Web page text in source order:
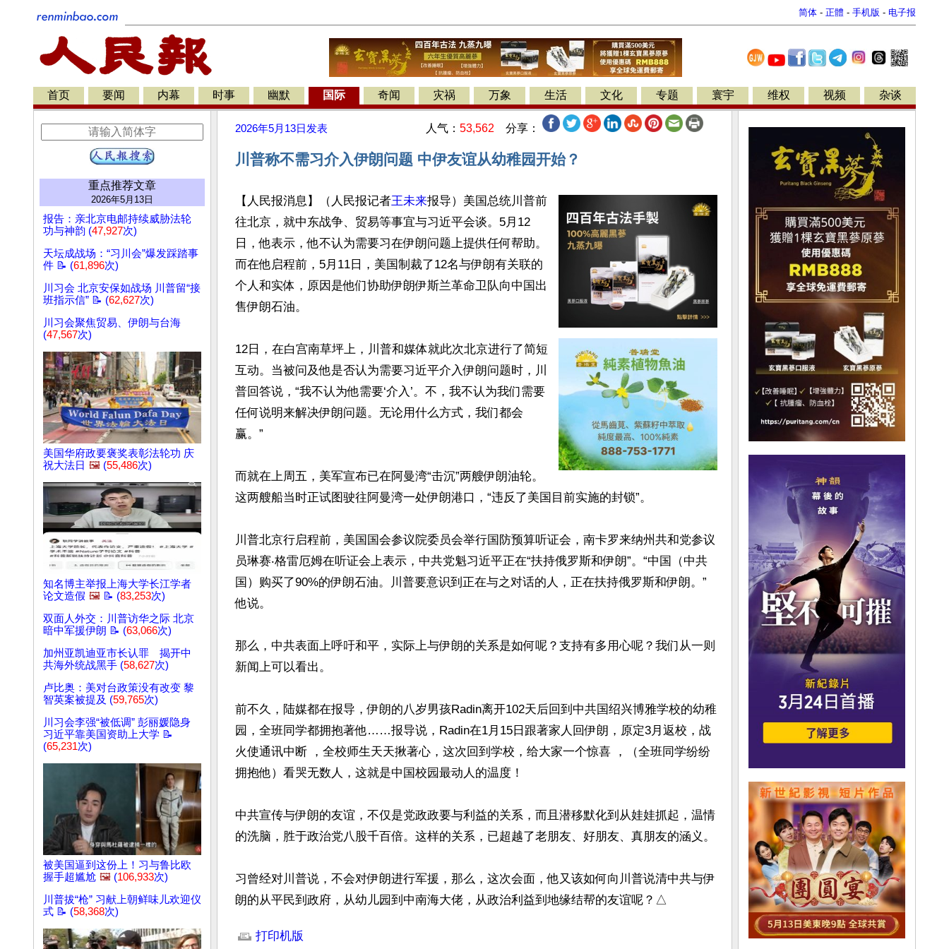
简体 - 正體 - 手机版 - 电子报
首页 要闻 内幕 时事 幽默 国际 奇闻 灾祸 万象 生活 文化 专题 寰宇 维权 视频 杂谈
重点推荐文章
2026年5月13日
报告：亲北京电邮持续威胁法轮
功与神韵 (47,927次)
天坛成战场：“习川会”爆发踩踏事
件 📝 (61,896次)
川习会 北京安保如战场 川普留“接
班指示信” 📝 (62,627次)
川习会聚焦贸易、伊朗与台海
(47,567次)
美国华府政要褒奖表彰法轮功 庆
祝大法日 🖼️ (55,486次)
知名博主举报上海大学长江学者
论文造假 🖼️ 📝 (83,253次)
双面人外交：川普访华之际 北京
暗中军援伊朗 📝 (63,066次)
加州亚凯迪亚市长认罪 揭开中
共海外统战黑手 (58,627次)
卢比奥：美对台政策没有改变 黎
智英案被提及 (59,765次)
川习会李强“被低调” 彭丽媛隐身
习近平靠美国资助上大学 📝
(65,231次)
被美国逼到这份上！习与鲁比欧
握手超尴尬 🖼️ (106,933次)
川普拔“枪” 习献上朝鲜味儿欢迎仪
式 📝 (58,368次)
2026年5月13日 发表 人气： 53,562 分享：
川普称不需习介入伊朗问题 中伊友谊从幼稚园开始？
【人民报消息】（人民报记者王未来报导）美国总统川普前
往北京，就中东战争、贸易等事宜与习近平会谈。5月12
日，他表示，他不认为需要习在伊朗问题上提供任何帮助。
而在他启程前，5月11日，美国制裁了12名与伊朗有关联的
个人和实体，原因是他们协助伊朗伊斯兰革命卫队向中国出
售伊朗石油。
12日，在白宫南草坪上，川普和媒体就此次北京进行了简短
互动。当被问及他是否认为需要习近平介入伊朗问题时，川
普回答说，“我不认为他需要‘介入’。不，我不认为我们需要
任何说明来解决伊朗问题。无论用什么方式，我们都会
赢。”
而就在上周五，美军宣布已在阿曼湾“击沉”两艘伊朗油轮。
这两艘船当时正试图驶往阿曼湾一处伊朗港口，“违反了美国目前实施的封锁”。
川普北京行启程前，美国国会参议院委员会举行国防预算听证会，南卡罗来纳州共和党参议
员琳赛‧格雷厄姆在听证会上表示，中共党魁习近平正在“扶持俄罗斯和伊朗”。“中国（中共
国）购买了90%的伊朗石油。川普要意识到正在与之对话的人，正在扶持俄罗斯和伊朗。”
他说。
那么，中共表面上呼吁和平，实际上与伊朗的关系是如何呢？支持有多用心呢？我们从一则
新闻上可以看出。
前不久，陆媒都在报导，伊朗的八岁男孩Radin离开102天后回到中共国绍兴博雅学校的幼稚
园，全班同学都拥抱著他……报导说，Radin在1月15日跟著家人回伊朗，原定3月返校，战
火使通讯中断 ，全校师生天天揪著心，这次回到学校，给大家一个惊喜 ，（全班同学纷纷
拥抱他）看哭无数人，这就是中国校园最动人的温度！
中共宣传与伊朗的友谊，不仅是党政政要与利益的关系，而且潜移默化到从娃娃抓起，温情
的洗脑，胜于政治党八股千百倍。这样的关系，已超越了老朋友、好朋友、真朋友的涵义。
习曾经对川普说，不会对伊朗进行军援，那么，这次会面，他又该如何向川普说清中共与伊
朗的从平民到政府，从幼儿园到中南海大佬，从政治利益到地缘结帮的友谊呢？△
打印机版